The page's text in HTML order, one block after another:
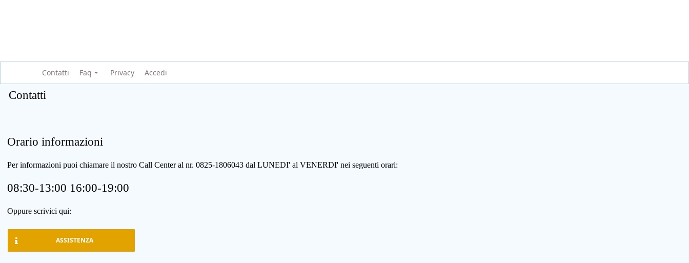
Contatti Faq Privacy Accedi
Contatti
Orario informazioni
Per informazioni puoi chiamare il nostro Call Center al nr. 0825-1806043 dal LUNEDI' al VENERDI' nei seguenti orari:
08:30-13:00 16:00-19:00
Oppure scrivici qui:
ASSISTENZA